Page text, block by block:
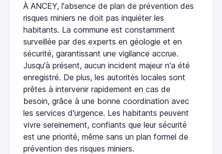
À ANCEY, l'absence de plan de prévention des
risques miniers ne doit pas inquiéter les
habitants. La commune est constamment
surveillée par des experts en géologie et en
sécurité, garantissant une vigilance accrue.
Jusqu'à présent, aucun incident majeur n'a été
enregistré. De plus, les autorités locales sont
prêtes à intervenir rapidement en cas de
besoin, grâce à une bonne coordination avec
les services d'urgence. Les habitants peuvent
vivre sereinement, confiants que leur sécurité
est une priorité, même sans un plan formel de
prévention des risques miniers.